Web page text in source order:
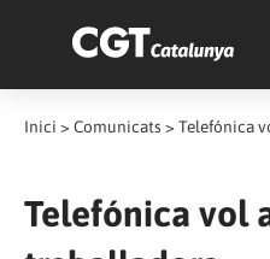
Inici > Comunicats > Telefónica
Telefónica vol